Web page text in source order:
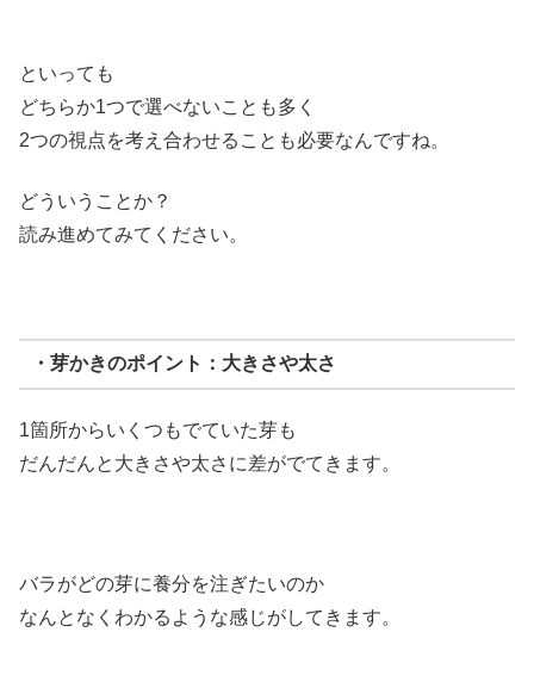
といっても
どちらか1つで選べないことも多く
2つの視点を考え合わせることも必要なんですね。
どういうことか？
読み進めてみてください。
・芽かきのポイント：大きさや太さ
1箇所からいくつもでていた芽も
だんだんと大きさや太さに差がでてきます。
バラがどの芽に養分を注ぎたいのか
なんとなくわかるような感じがしてきます。